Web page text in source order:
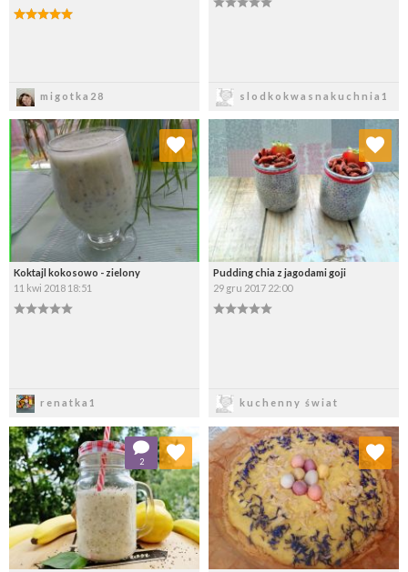
migotka28 slodkokwasnakuchnia1
Koktajl kokosowo - zielony
11 kwi 2018 18:51
renatka1
Dodaj do ulubionych
Wybierz listę:
Pudding chia z jagodami goji
29 gru 2017 22:00
kuchenny świat
Dodaj do ulubionych
Wybierz listę:
2
Dodaj do ulubionych
Wybierz listę:
Dodaj do ulubionych
Wybierz listę: